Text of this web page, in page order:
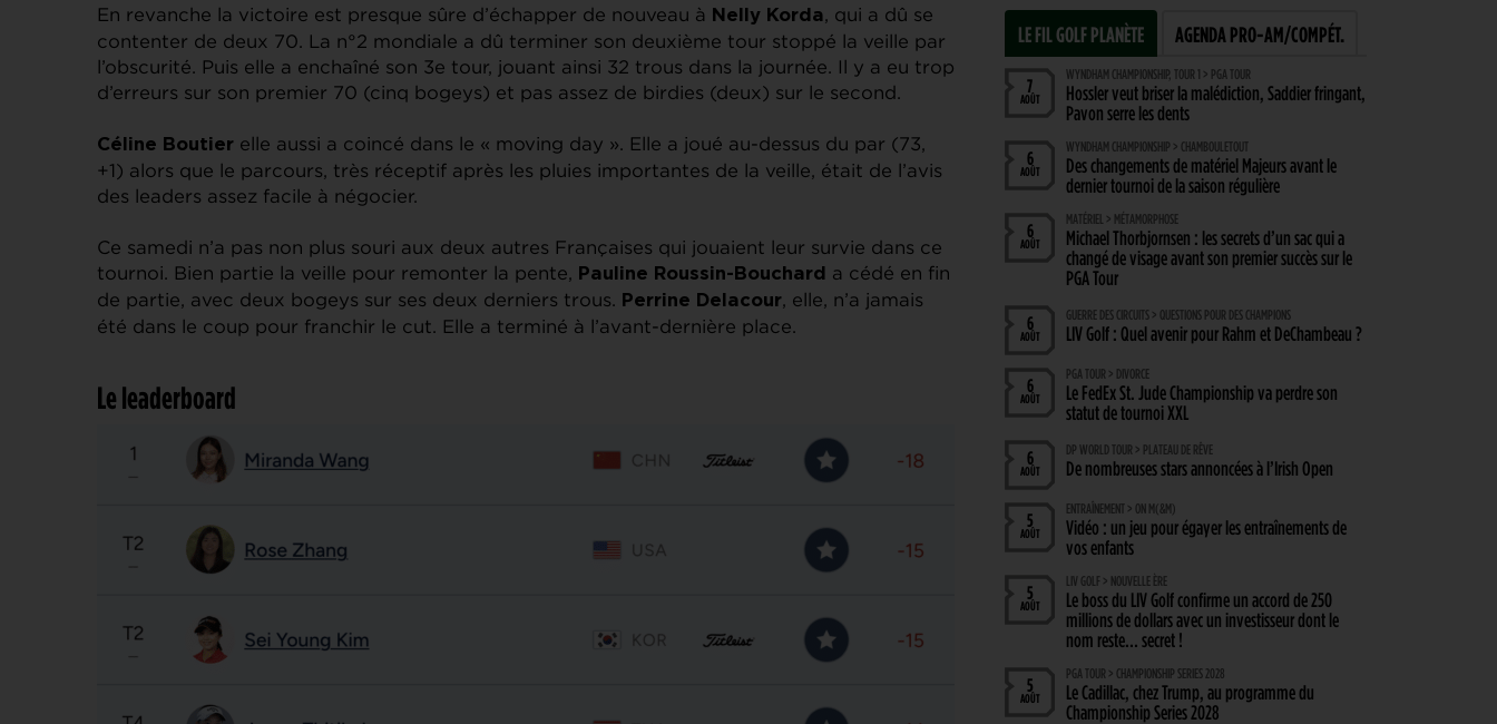
En revanche la victoire est presque sûre d’échapper de nouveau à Nelly Korda, qui a dû se
contenter de deux 70. La n°2 mondiale a dû terminer son deuxième tour stoppé la veille par
l’obscurité. Puis elle a enchaîné son 3e tour, jouant ainsi 32 trous dans la journée. Il y a eu trop
d’erreurs sur son premier 70 (cinq bogeys) et pas assez de birdies (deux) sur le second.
Céline Boutier elle aussi a coincé dans le « moving day ». Elle a joué au-dessus du par (73,
+1) alors que le parcours, très réceptif après les pluies importantes de la veille, était de l’avis
des leaders assez facile à négocier.
Ce samedi n’a pas non plus souri aux deux autres Françaises qui jouaient leur survie dans ce
tournoi. Bien partie la veille pour remonter la pente, Pauline Roussin-Bouchard
a cédé en fin
de partie, avec deux bogeys sur ses deux derniers trous. Perrine Delacour, elle, n’a jamais
été dans le coup pour franchir le cut. Elle a terminé à l’avant-dernière place.
Le leaderboard
LE FIL GOLF PLANÈTE AGENDA PRO-AM/COMPÉT.
7
AOÛT
WYNDHAM CHAMPIONSHIP, TOUR 1 > PGA TOUR
Hossler veut briser la malédiction, Saddier fringant,
Pavon serre les dents
6
AOÛT
WYNDHAM CHAMPIONSHIP > CHAMBOULETOUT
Des changements de matériel Majeurs avant le
dernier tournoi de la saison régulière
6
AOÛT
MATÉRIEL > MÉTAMORPHOSE
Michael Thorbjornsen : les secrets d’un sac qui a
changé de visage avant son premier succès sur le
PGA Tour
6
AOÛT
GUERRE DES CIRCUITS > QUESTIONS POUR DES CHAMPIONS
LIV Golf : Quel avenir pour Rahm et DeChambeau ?
6
AOÛT
PGA TOUR > DIVORCE
Le FedEx St. Jude Championship va perdre son
statut de tournoi XXL
6
AOÛT
DP WORLD TOUR > PLATEAU DE RÊVE
De nombreuses stars annoncées à l’Irish Open
5
AOÛT
ENTRAÎNEMENT > ON M(&M)
Vidéo : un jeu pour égayer les entraînements de
vos enfants
5
AOÛT
LIV GOLF > NOUVELLE ÈRE
Le boss du LIV Golf confirme un accord de 250
millions de dollars avec un investisseur dont le
nom reste… secret !
5
AOÛT
PGA TOUR > CHAMPIONSHIP SERIES 2028
Le Cadillac, chez Trump, au programme du
Championship Series 2028